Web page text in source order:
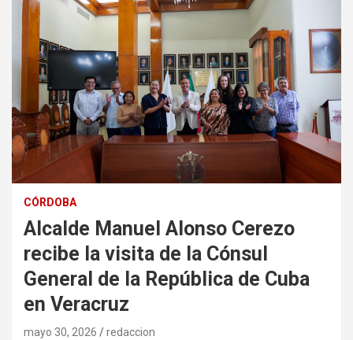
CÓRDOBA
Alcalde Manuel Alonso Cerezo
recibe la visita de la Cónsul
General de la República de Cuba
en Veracruz
mayo 30, 2026 redaccion